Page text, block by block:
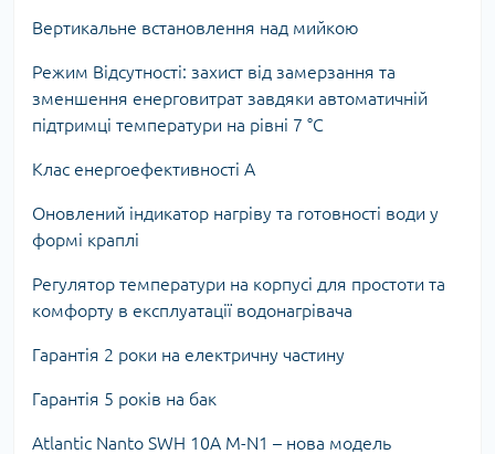
Вертикальне встановлення над мийкою
Режим Відсутності: захист від замерзання та
зменшення енерговитрат завдяки автоматичній
підтримці температури на рівні 7 °C
Клас енергоефективності A
Оновлений індикатор нагріву та готовності води у
формі краплі
Регулятор температури на корпусі для простоти та
комфорту в експлуатації водонагрівача
Гарантія 2 роки на електричну частину
Гарантія 5 років на бак
Atlantic Nanto SWH 10A M-N1 – нова модель